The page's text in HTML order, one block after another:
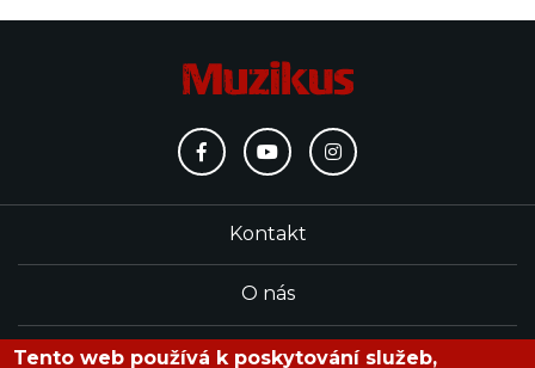
Kontakt
O nás
Redakce
Tento web používá k poskytování služeb,